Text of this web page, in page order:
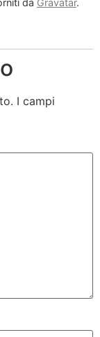
da Gravatar.
I campi